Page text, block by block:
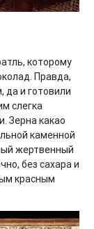
которому
Правда,
да и готовили
слегка
Зерна какао
каменной
жертвенный
без сахара и
красным